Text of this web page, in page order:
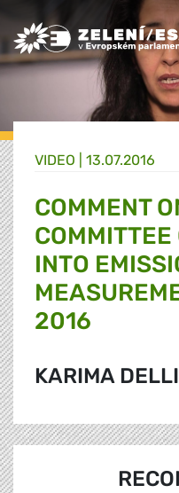
Greens/EFA Home
VIDEO | 13.07.2016
COMMENT
COMMITTEE
INTO
2016
KARIMA DELLI